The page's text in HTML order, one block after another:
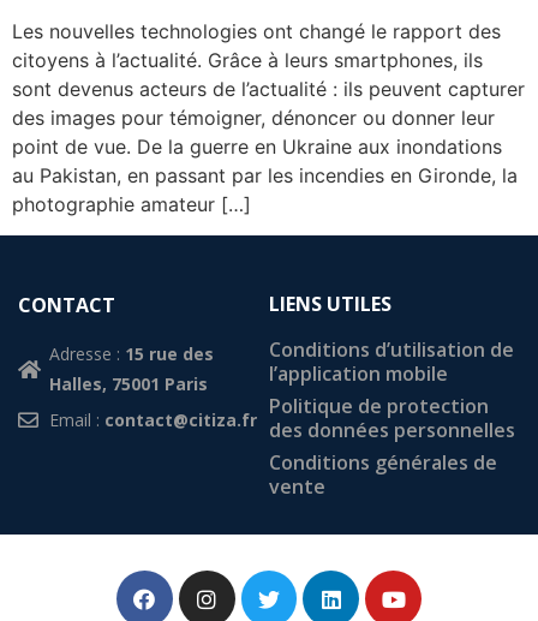
Les nouvelles technologies ont changé le rapport des
citoyens à l’actualité. Grâce à leurs smartphones, ils
sont devenus acteurs de l’actualité : ils peuvent capturer
des images pour témoigner, dénoncer ou donner leur
point de vue. De la guerre en Ukraine aux inondations
au Pakistan, en passant par les incendies en Gironde, la
photographie amateur […]
CONTACT
Adresse : 15 rue des
Halles, 75001 Paris
Email : contact@citiza.fr
LIENS UTILES
Conditions d’utilisation de
l’application mobile
Politique de protection
des données personnelles
Conditions générales de
vente